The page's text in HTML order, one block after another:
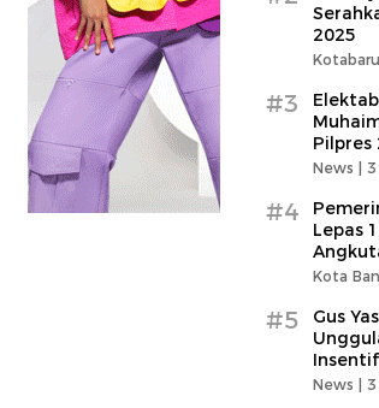
2025
Kotabaru
#3
Pilpres
News | 3
#4
Lepas
Kota
#5
Gus
News | 3